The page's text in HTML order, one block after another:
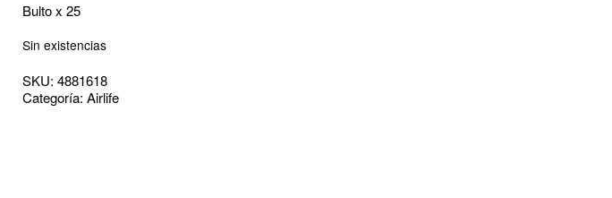
Bulto x 25
Sin existencias
SKU: 4881618
Categoría: Airlife